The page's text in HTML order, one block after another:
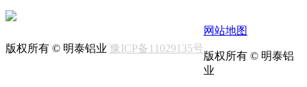
版权所有 © 明泰铝业 豫ICP备11029135号
网站地图
版权所有 © 明泰铝
业